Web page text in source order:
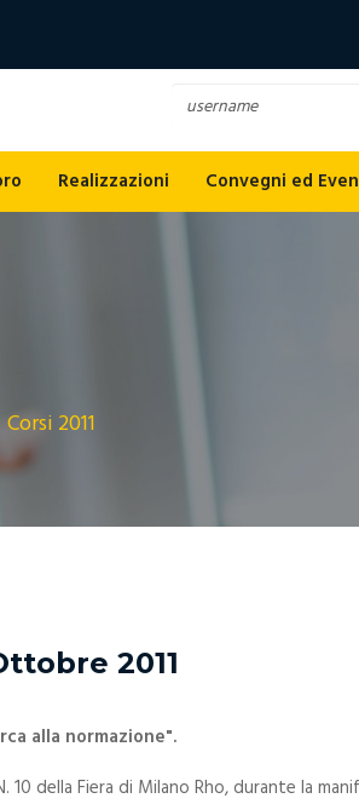
Realizzazioni Convegni ed
Corsi 2011
2011
alla normazione".
della Fiera di Milano Rho, durante la